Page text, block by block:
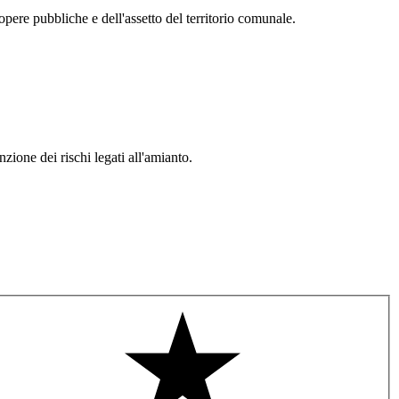
pubbliche e dell'assetto del territorio comunale.
dei rischi legati all'amianto.